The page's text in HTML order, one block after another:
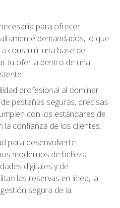
para ofrecer
demandados, lo que
construir una base de
tu oferta dentro de una
profesional al dominar
pestañas seguras, precisas
con los estándares de
la confianza de los clientes.
para desenvolverte
modernos de belleza
digitales y de
las reservas en línea, la
segura de la